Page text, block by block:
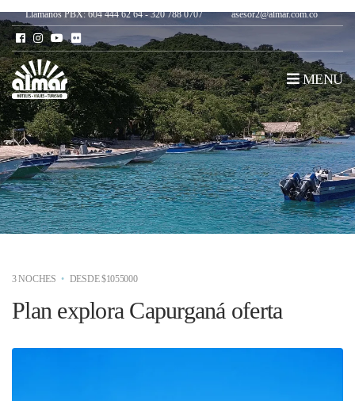
Llámanos PBX: 604 444 62 64 - 320 788 0707 asesor2@almar.com.co
MENU
3 NOCHES DESDE $1055000
Plan explora Capurganá oferta